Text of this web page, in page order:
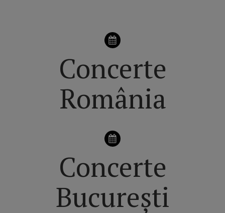
Concerte
România
Concerte
București